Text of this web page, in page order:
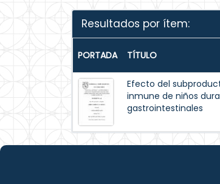
Resultados por ítem:
PORTADA TÍTULO
Efecto del
inmune de niños
gastrointestinales